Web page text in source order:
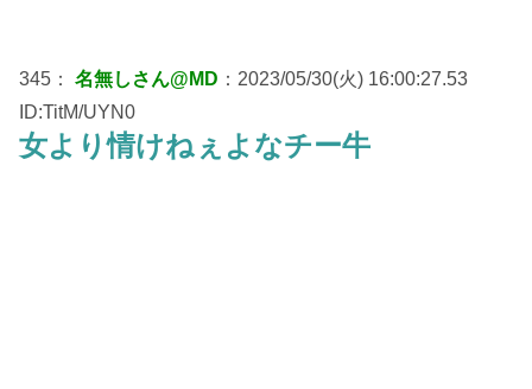
345： 名無しさん@MD ：2023/05/30(火) 16:00:27.53
ID:TitM/UYN0
女より情けねぇよなチー牛